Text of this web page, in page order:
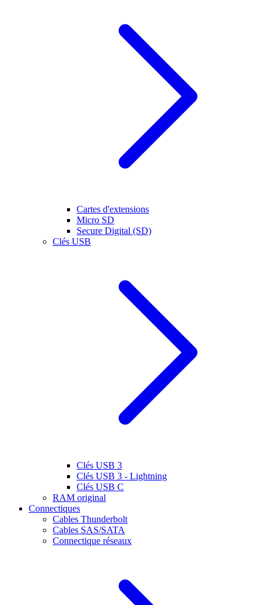
Cartes d'extensions
Micro SD
Secure Digital (SD)
Clés USB
Clés USB 3
Clés USB 3 - Lightning
Clés USB C
RAM original
Connectiques
Cables Thunderbolt
Cables SAS/SATA
Connectique réseaux